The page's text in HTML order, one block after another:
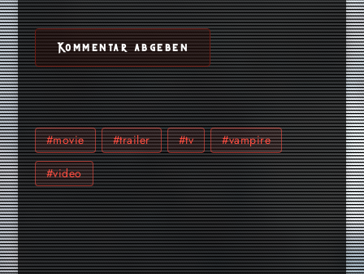
#movie #trailer #tv #vampire
#video